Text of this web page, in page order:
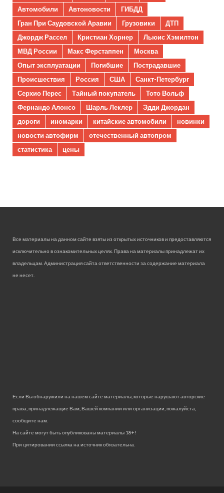
Автомобили
Автоновости
ГИБДД
Гран При Саудовской Аравии
Грузовики
ДТП
Джордж Рассел
Кристиан Хорнер
Льюис Хэмилтон
МВД России
Макс Ферстаппен
Москва
Опыт эксплуатации
Погибшие
Пострадавшие
Происшествия
Россия США
Санкт-Петербург
Серхио Перес
Тайный покупатель
Тото Вольф
Фернандо Алонсо
Шарль Леклер
Эдди Джордан
дороги
иномарки китайские автомобили
новинки
новости автофирм
отечественный автопром
статистика
цены
Все материалы на данном сайте взяты из открытых источников и предоставляются
исключительно в ознакомительных целях. Права на материалы принадлежат их
владельцам. Администрация сайта ответственности за содержание материала
не несет.
Если Вы обнаружили на нашем сайте материалы, которые нарушают авторские
права, принадлежащие Вам, Вашей компании или организации, пожалуйста,
сообщите нам.
На сайте могут быть опубликованы материалы 18+!
При цитировании ссылка на источник обязательна.